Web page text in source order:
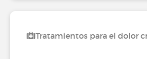
Tratamientos para el dolor